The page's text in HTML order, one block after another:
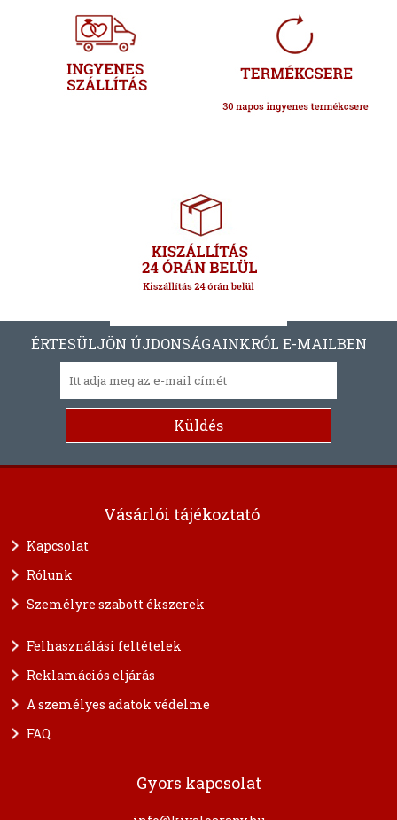
ÉRTESÜLJÖN ÚJDONSÁGAINKRÓL E-MAILBEN
Vásárlói tájékoztató
Kapcsolat
Rólunk
Személyre szabott ékszerek
Felhasználási feltételek
Reklamációs eljárás
A személyes adatok védelme
FAQ
Gyors kapcsolat